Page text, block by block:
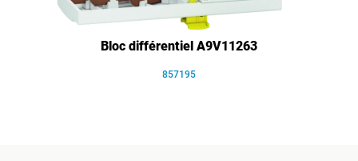
Bloc différentiel A9V11263
857195